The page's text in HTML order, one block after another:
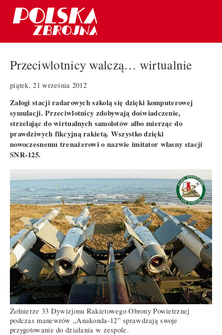
Przeciwlotnicy walczą… wirtualnie
piątek, 21 września 2012
Załogi stacji radarowych szkolą się dzięki komputerowej
symulacji. Przeciwlotnicy zdobywają doświadczenie,
strzelając do wirtualnych samolotów albo mierząc do
prawdziwych fikcyjną rakietą. Wszystko dzięki
nowoczesnemu trenażerowi o nazwie imitator własny stacji
SNR-125.
Żołnierze 33 Dywizjonu Rakietowego Obrony Powietrznej
podczas manewrów „Anakonda-12” sprawdzają swoje
przygotowanie do działania w zespole.